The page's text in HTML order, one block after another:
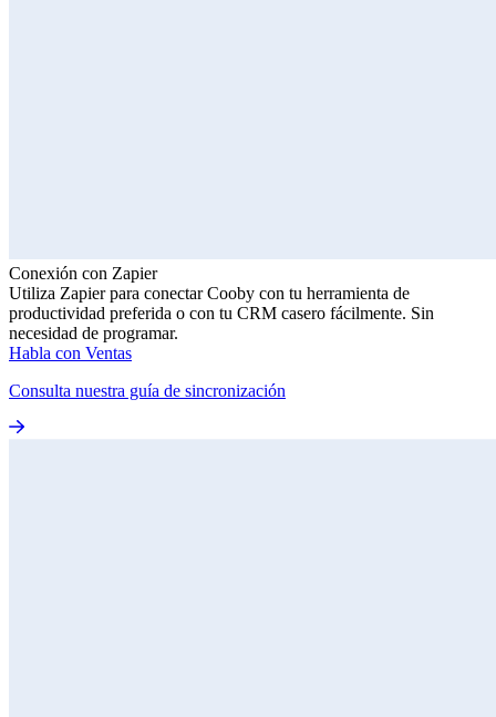
Conexión con Zapier
Utiliza Zapier para conectar Cooby con tu herramienta de
productividad preferida o con tu CRM casero fácilmente. Sin
necesidad de programar.
Habla con Ventas
Consulta nuestra guía de sincronización